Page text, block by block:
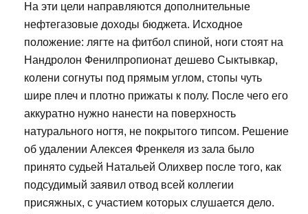
На эти цели направляются дополнительные
нефтегазовые доходы бюджета. Исходное
положение: лягте на фитбол спиной, ноги стоят на
Нандролон Фенилпропионат дешево Сыктывкар,
колени согнуты под прямым углом, стопы чуть
шире плеч и плотно прижаты к полу. После чего его
аккуратно нужно нанести на поверхность
натурального ногтя, не покрытого типсом. Решение
об удалении Алексея Френкеля из зала было
принято судьей Натальей Олихвер после того, как
подсудимый заявил отвод всей коллегии
присяжных, с участием которых слушается дело.